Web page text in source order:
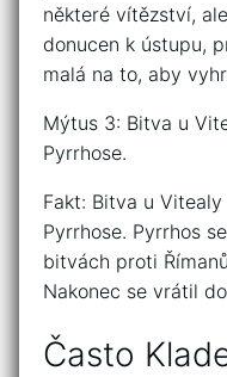
některé vítězství,
donucen k ústupu,
malá na to, aby
Mýtus 3: Bitva u
Pyrrhose.
Fakt: Bitva u
Pyrrhose. Pyrrhos
bitvách proti
Nakonec se vrátil
Často